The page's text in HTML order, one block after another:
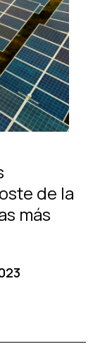
de la
más